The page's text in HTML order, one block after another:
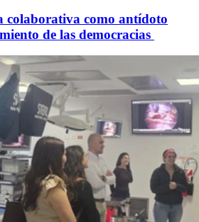
colaborativa como antídoto
de las democracias